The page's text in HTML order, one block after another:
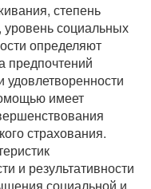
степень
уровень социальных
определяют
предпочтений
удовлетворенности
имеет
страхования.
и результативности